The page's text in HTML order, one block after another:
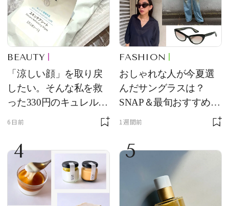
BEAUTY
「涼しい顔」を取り戻
したい。そんな私を救
った330円のキュレル名
6日前
FASHION
おしゃれな人が今夏選
んだサングラスは？
SNAP＆最旬おすすめサ
1週間前
4 5